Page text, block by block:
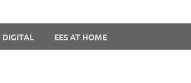
DIGITAL EES AT HOME